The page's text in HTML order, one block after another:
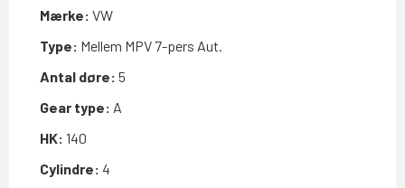
Mærke: VW
Type: Mellem MPV 7-pers Aut.
Antal døre: 5
Gear type: A
HK: 140
Cylindre: 4